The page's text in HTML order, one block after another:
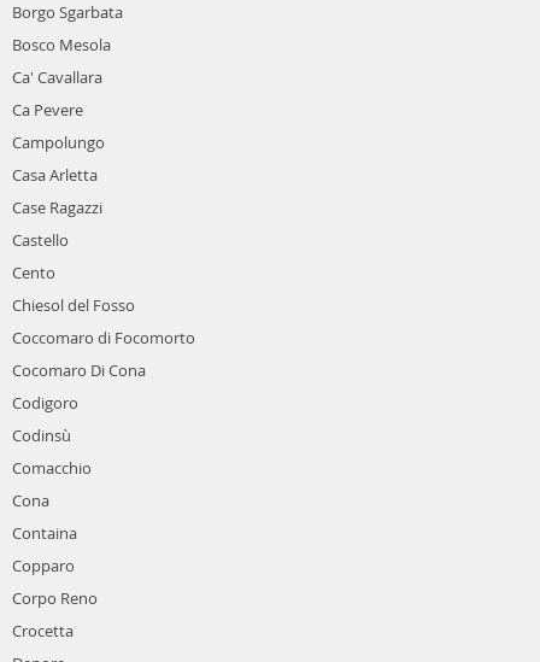
Borgo Sgarbata
Bosco Mesola
Ca' Cavallara
Ca Pevere
Campolungo
Casa Arletta
Case Ragazzi
Castello
Cento
Chiesol del Fosso
Coccomaro di Focomorto
Cocomaro Di Cona
Codigoro
Codinsù
Comacchio
Cona
Containa
Copparo
Corpo Reno
Crocetta